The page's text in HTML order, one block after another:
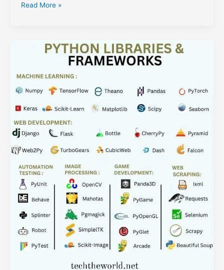
Read More »
Embarking
Journey:
Mastering
Scraping
Automation
with
CSS,
Python,
and
More!
(Bangla)